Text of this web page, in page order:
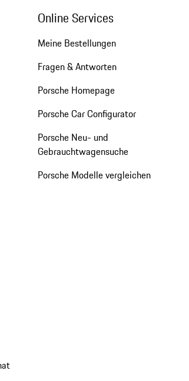
Online Services
Meine Bestellungen
Fragen & Antworten
Porsche Homepage
Porsche Car Configurator
Porsche Neu- und
Gebrauchtwagensuche
Porsche Modelle vergleichen